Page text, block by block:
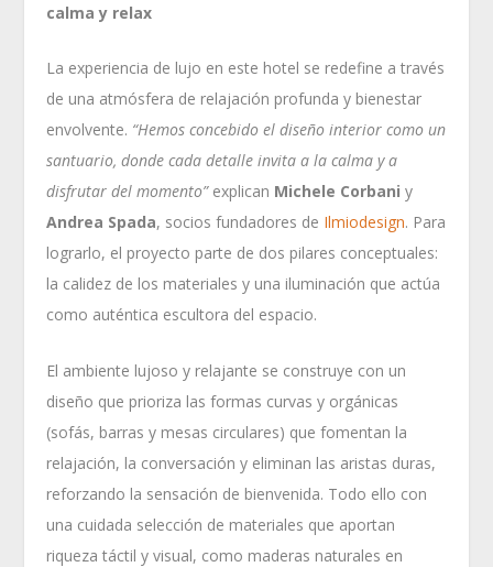
calma y relax
La experiencia de lujo en este hotel se redefine a través
de una atmósfera de relajación profunda y bienestar
envolvente. “Hemos concebido el diseño interior como un
santuario, donde cada detalle invita a la calma y a
disfrutar del momento”explican Michele Corbani y
Andrea Spada, socios fundadores de Ilmiodesign. Para
lograrlo, el proyecto parte de dos pilares conceptuales:
la calidez de los materiales y una iluminación que actúa
como auténtica escultora del espacio.
El ambiente lujoso y relajante se construye con un
diseño que prioriza las formas curvas y orgánicas
(sofás, barras y mesas circulares) que fomentan la
relajación, la conversación y eliminan las aristas duras,
reforzando la sensación de bienvenida. Todo ello con
una cuidada selección de materiales que aportan
riqueza táctil y visual, como maderas naturales en